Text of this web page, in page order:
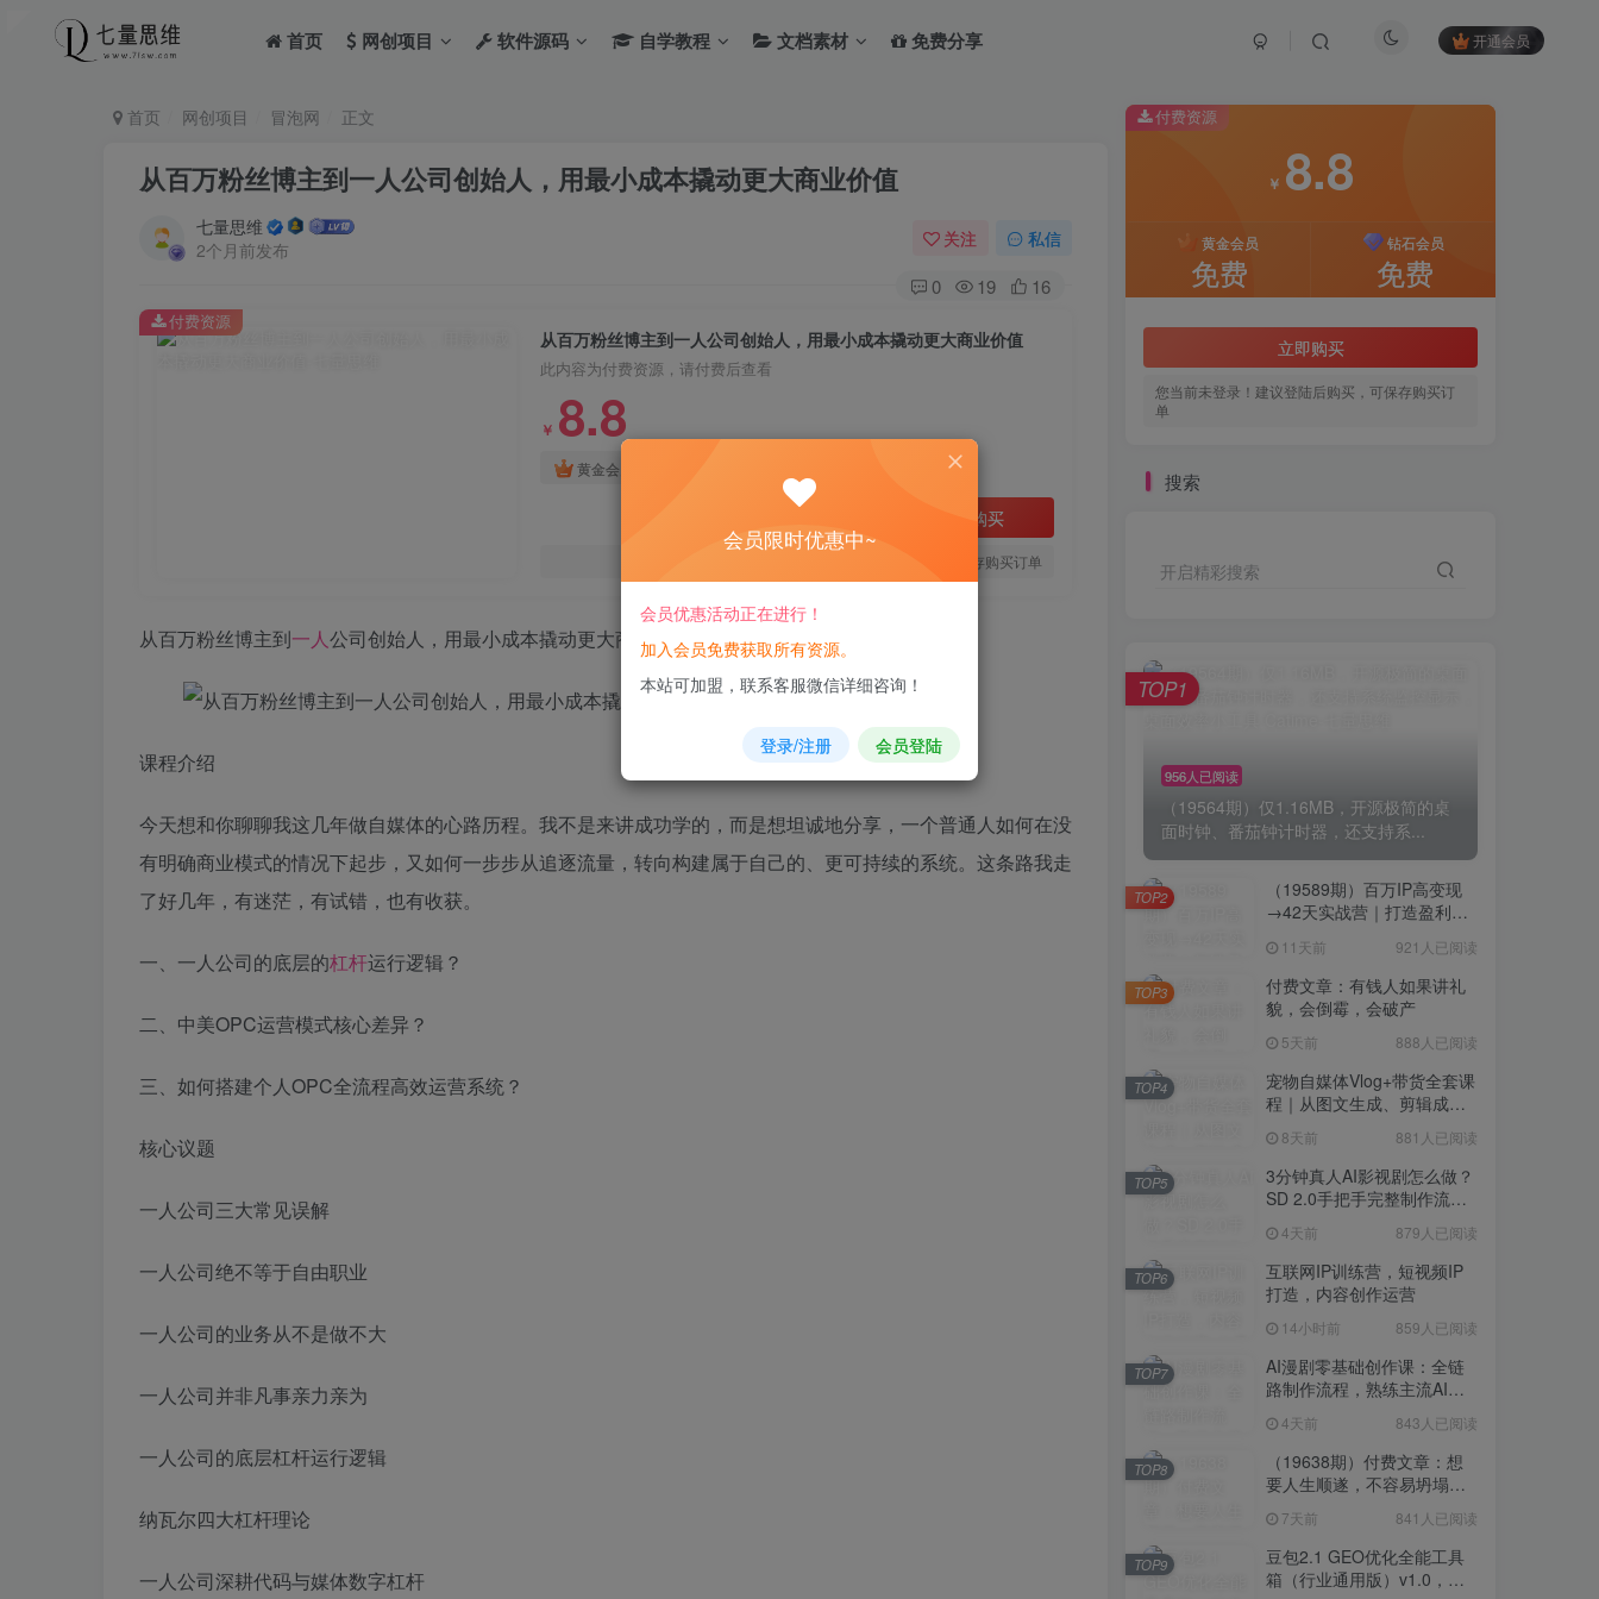
首页 网创项目 软件源码 自学教程 文档素材 免费分享 开通会员
首页 网创项目 冒泡网 正文
从百万粉丝博主到一人公司创始人，用最小成本撬动更大商业价值
七量思维
2个月前发布
关注 私信
0 19 16
从百万粉丝博主到一人公司创始人，用最小成本撬动更大商业价值
此内容为付费资源，请付费后查看
￥ 8.8
黄金会员
立即购买
您当前未登录！建议登陆后购买，可保存购买订单
付费资源
从百万粉丝博主到一人公司创始人，用最小成本撬动更大商业价值
课程介绍
今天想和你聊聊我这几年做自媒体的心路历程。我不是来讲成功学的，而是想坦诚地分享，一个普通人如何在没
有明确商业模式的情况下起步，又如何一步步从追逐流量，转向构建属于自己的、更可持续的系统。这条路我走
了好几年，有迷茫，有试错，也有收获。
一、一人公司的底层的杠杆运行逻辑？
二、中美OPC运营模式核心差异？
三、如何搭建个人OPC全流程高效运营系统？
核心议题
一人公司三大常见误解
一人公司绝不等于自由职业
一人公司的业务从不是做不大
一人公司并非凡事亲力亲为
一人公司的底层杠杆运行逻辑
纳瓦尔四大杠杆理论
一人公司深耕代码与媒体数字杠杆
付费资源
￥ 8.8
黄金会员
免费
钻石会员
免费
立即购买
您当前未登录！建议登陆后购买，可保存购买订
单
搜索
开启精彩搜索
956人已阅读
（19564期）仅1.16MB，开源极简的桌
面时钟、番茄钟计时器，还支持系...
TOP1
（19589期）百万IP高变现
→42天实战营｜打造盈利赚
域转化批量成交积累客户案
例
11天前 921人已阅读
TOP2
付费文章：有钱人如果讲礼
貌，会倒霉，会破产
5天前 888人已阅读
TOP3
宠物自媒体Vlog+带货全套课
程｜从图文生成、剪辑成片
8天前 881人已阅读
TOP4
3分钟真人AI影视剧怎么做？
SD 2.0手把手完整制作流程
无限生成
4天前 879人已阅读
TOP5
互联网IP训练营，短视频IP
打造，内容创作运营
14小时前 859人已阅读
TOP6
AI漫剧零基础创作课：全链
路制作流程，熟练主流AI工
4天前 843人已阅读
TOP7
（19638期）付费文章：想
要人生顺遂，不容易坍塌，
7天前 841人已阅读
TOP8
豆包2.1 GEO优化全能工具
箱（行业通用版）v1.0，会
TOP9
会员限时优惠中~
会员优惠活动正在进行！
加入会员免费获取所有资源。
本站可加盟，联系客服微信详细咨询！
登录/注册 会员登陆